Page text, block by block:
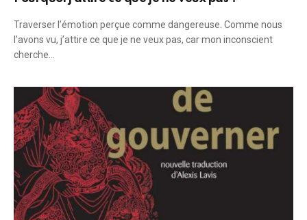
Traverser l’émotion perçue comme dangereuse. Comme nous
l’avons vu, j’attire ce que je ne veux pas, car mon inconscient
cherche…